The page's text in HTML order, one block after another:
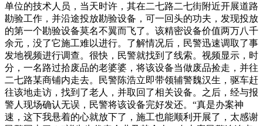
单位的技术人员，当天时许，其在二七路二七街附近开展道路
勘验工作，并沿途投放勘验设备，可一回头的功夫，发现投放
的第一个勘验设备莫名不翼而飞了。该精密设备价值两万八千
余元，没了它施工难以进行。了解情况后，民警迅速调取了事
发地视频进行调查。很快，民警就找到了线索。视频显示，时
分，一名路过拾废品的老婆婆，将该设备当做废品捡走，并往
二七路某商铺内走去。民警陈浩立即带领辅警魏汉生，驱车赶
往该地走访，找到了老人，并取回了相关设备。之后，经与报
警人现场确认无误，民警将该设备完好发还。“真是办案神
速，这下我悬着的心就放下了，施工也能顺利开展了，太感谢